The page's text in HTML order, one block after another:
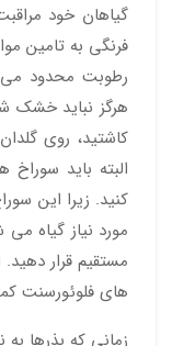
گیاهان خود
فرنگی به تامین
رطوبت محدود می
هرگز نباید خشک
کاشتید، روی
البته باید
کنید. زیرا این
مورد نیاز گیاه
مستقیم قرار دهید.
های فلوئورسنت
زمانی که بذرها به